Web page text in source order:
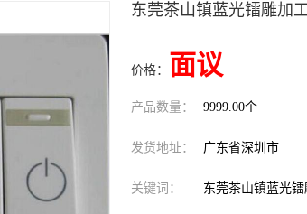
东莞茶山镇蓝光镭雕加
价格： 面议
产品数量： 9999.00个
发货地址： 广东省深圳市
关键词： 东莞茶山镇蓝光镭